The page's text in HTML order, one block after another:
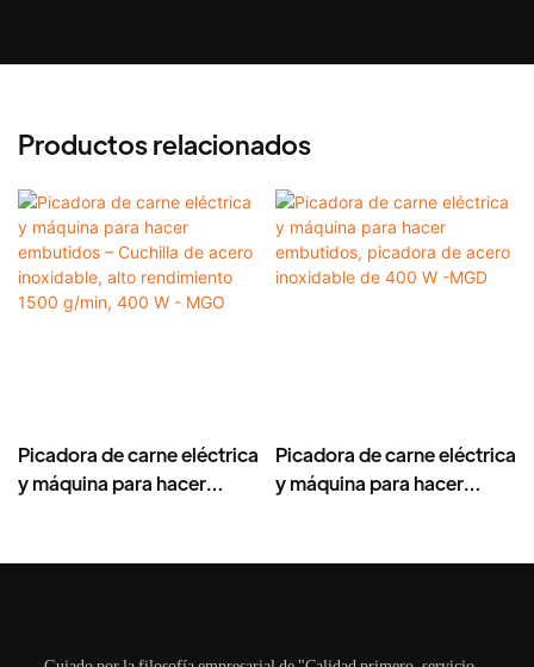
Productos relacionados
Picadora de carne eléctrica
y máquina para hacer
rendimiento 1500 g/min,
Picadora de carne eléctrica
y máquina para hacer
-MGD